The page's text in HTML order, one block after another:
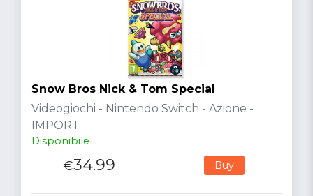
Snow Bros Nick & Tom Special
Videogiochi - Nintendo Switch - Azione -
IMPORT
Disponibile
€34.99 Buy